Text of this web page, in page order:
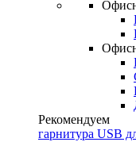
Рекомендуем
гарнитура USB